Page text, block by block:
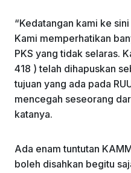
“Kedatangan kami ke
Kami memperhatikan
PKS yang tidak selaras.
418 ) telah dihapuskan
tujuan yang ada pada
mencegah seseorang
katanya.
Ada enam tuntutan
boleh disahkan begitu